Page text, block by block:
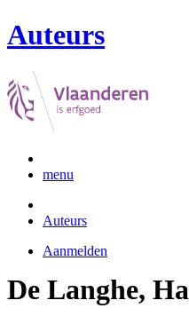
Auteurs
menu
Auteurs
Aanmelden
De Langhe,